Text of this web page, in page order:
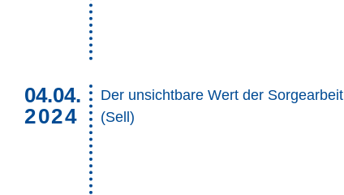
04.04.
2024
Der unsichtbare Wert der Sorgearbeit
(Sell)